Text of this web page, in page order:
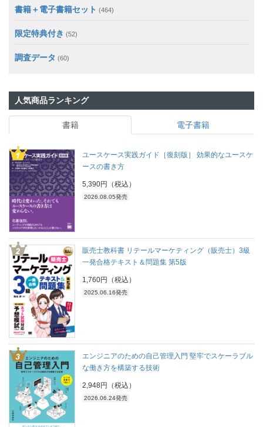
書籍＋電子書籍セット (464)
限定特典付き (52)
調査データ (60)
人気商品ランキング
書籍 電子書籍
ユースケース実践ガイド［復刻版］ 効果的なユースケ
ースの書き方
5,390円（税込）
2026.08.05発売
販売士教科書 リテールマーケティング（販売士）3級
一発合格テキスト＆問題集 第5版
1,760円（税込）
2025.06.16発売
エンジニアのための自己管理入門 堅牢でスケーラブル
な働き方を構築する技術
2,948円（税込）
2026.06.24発売